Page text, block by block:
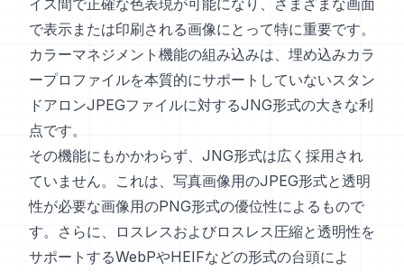
イス間で正確な色表現が可能になり、さまざまな画面
で表示または印刷される画像にとって特に重要です。
カラーマネジメント機能の組み込みは、埋め込みカラ
ープロファイルを本質的にサポートしていないスタン
ドアロンJPEGファイルに対するJNG形式の大きな利
点です。
その機能にもかかわらず、JNG形式は広く採用され
ていません。これは、写真画像用のJPEG形式と透明
性が必要な画像用のPNG形式の優位性によるもので
す。さらに、ロスレスおよびロスレス圧縮と透明性を
サポートするWebPやHEIFなどの形式の台頭によ